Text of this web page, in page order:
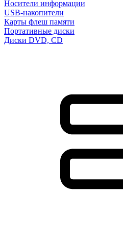
Носители информации
USB-накопители
Карты флеш памяти
Портативные диски
Диски DVD, CD